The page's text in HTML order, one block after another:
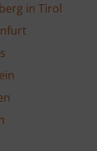
in Tirol